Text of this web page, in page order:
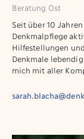
Beratung Ost
Seit über 10
Denkmalpflege
Hilfestellungen
Denkmale
mich mit aller